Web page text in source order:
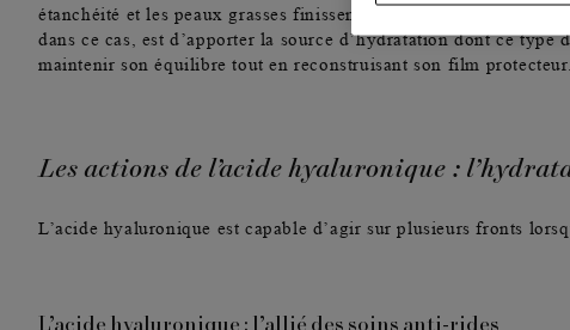
étanchéité et les peaux grasses finissent par se déshydrater. Le
dans ce cas, est d’apporter la source d’hydratation dont ce type
maintenir son équilibre tout en reconstruisant son film protecteur.
Les actions de l’acide hyaluronique :
L’acide hyaluronique est capable d’agir sur plusieurs fronts